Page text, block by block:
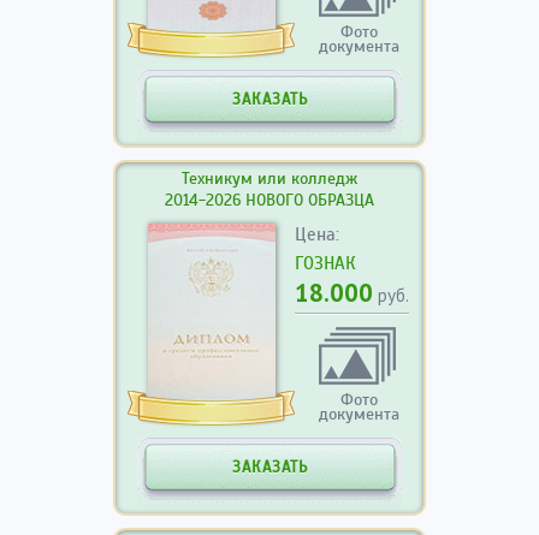
Фото
документа
ЗАКАЗАТЬ
Техникум или колледж
2014-2026 НОВОГО ОБРАЗЦА
Цена:
ГОЗНАК
18.000 руб.
Фото
документа
ЗАКАЗАТЬ